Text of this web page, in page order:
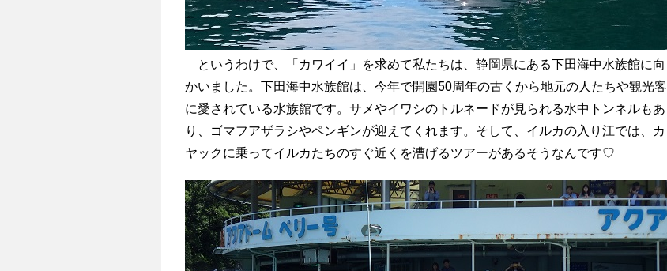
というわけで、「カワイイ」を求めて私たちは、静岡県にある下田海中水族館に向
かいました。下田海中水族館は、今年で開園50周年の古くから地元の人たちや観光客
に愛されている水族館です。サメやイワシのトルネードが見られる水中トンネルもあ
り、ゴマフアザラシやペンギンが迎えてくれます。そして、イルカの入り江では、カ
ヤックに乗ってイルカたちのすぐ近くを漕げるツアーがあるそうなんです♡
渡辺信吾
アウトドア系野良ライター